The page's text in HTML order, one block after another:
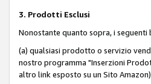
3. Prodotti Esclusi
Nonostante quanto sopra, i
(a) qualsiasi prodotto o servizio
nostro programma "Inserzioni
altro link esposto su un Sito